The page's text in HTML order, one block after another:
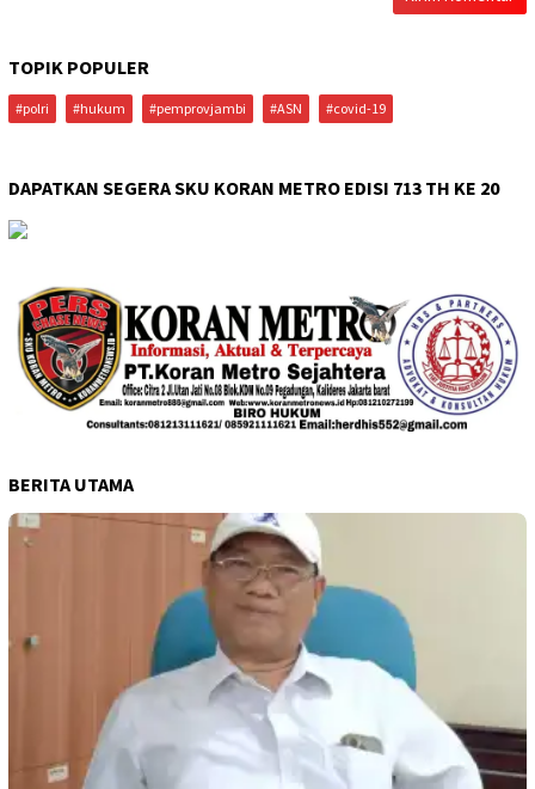
TOPIK POPULER
#polri #hukum #pemprovjambi #ASN #covid-19
DAPATKAN SEGERA SKU KORAN METRO EDISI 713 TH KE 20
BERITA UTAMA